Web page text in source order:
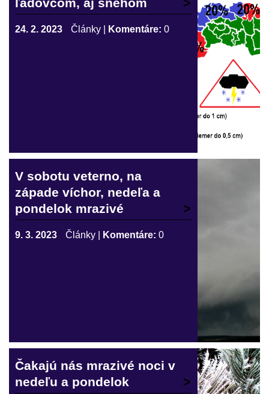
24. 2. 2023 Články Komentáre: 0
V sobotu veterno, na
západe víchor, nedeľa a
pondelok mrazivé
9. 3. 2023 Články Komentáre: 0
Čakajú nás mrazivé noci v
nedeľu a pondelok